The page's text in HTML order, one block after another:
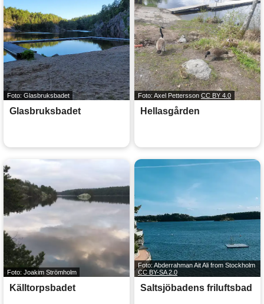
Foto: Glasbruksbadet
Glasbruksbadet
Foto: Axel PetterssonCC BY 4.0
Hellasgården
Foto: Joakim Strömholm
Källtorpsbadet
Foto: Abderrahman Ait Ali from Stockholm
CC BY-SA 2.0
Saltsjöbadens friluftsbad